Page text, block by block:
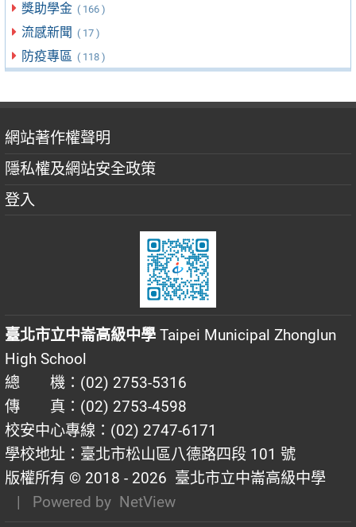
獎助學金 ( 166 )
流感新聞 ( 17 )
防疫專區 ( 118 )
網站著作權聲明
隱私權及網站安全政策
登入
臺北市立中崙高級中學 Taipei Municipal Zhonglun
High School
總 機：(02) 2753-5316
傳 真：(02) 2753-4598
校安中心專線：(02) 2747-6171
學校地址：臺北市松山區八德路四段 101 號
版權所有 © 2018 - 2026 臺北市立中崙高級中學
| Powered by NetView